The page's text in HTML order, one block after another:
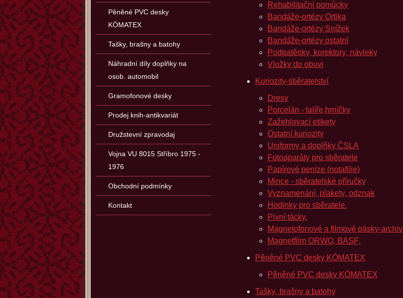
Rehabilitační pomůcky
Bandáže-ortézy Ortika
Bandáže-ortézy Snížek
Bandáže-ortézy ostatní
Podpatěnky‚ korektory‚ návleky
Vložky do obuvi
Kuriozity-sběratelství
Dresy
Porcelán - talíře‚hrníčky
Zažehlovací etikety
Ostatní kuriozity
Uniformy a doplňky ČSLA
Fotoaparáty pro sběratele
Papírové peníze (notafilie)
Mince - sběratelské příručky
Vyznamenání‚ plakety‚ odznak
Hodinky pro sběratele.
Pivní tácky.
Magnetofonové a filmové pásky-archiv
Magnetfilm ORWO‚ BASF‚
Pěněné PVC desky KÖMATEX
Pěněné PVC desky KÖMATEX
Tašky‚ brašny a batohy
Pěněné PVC desky
KÖMATEX
Tašky‚ brašny a batohy
Náhradní díly doplňky na
osob. automobil
Gramofonové desky
Prodej knih-antikvariát
Družstevní zpravodaj
Vojna VU 8015 Stříbro 1975 -
1976
Obchodní podmínky
Kontakt